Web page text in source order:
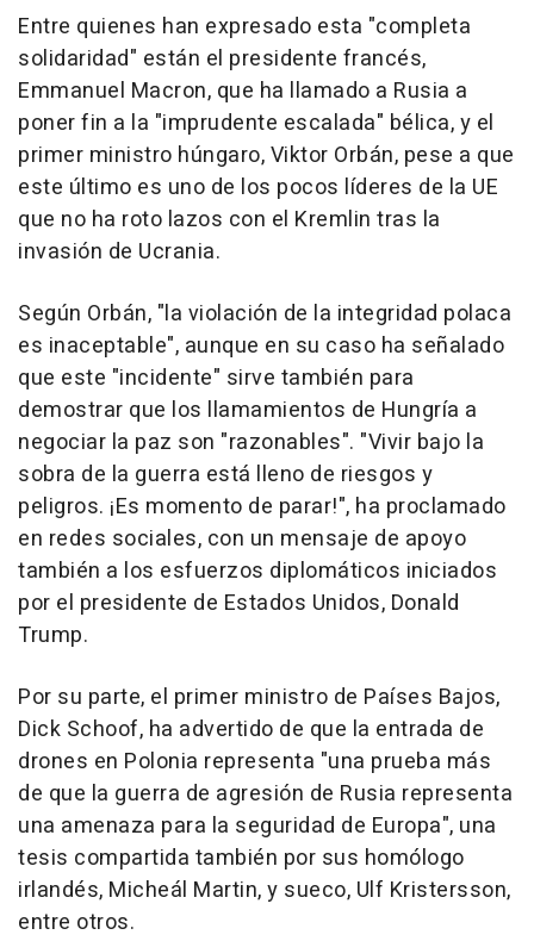
Entre quienes han expresado esta "completa
solidaridad" están el presidente francés,
Emmanuel Macron, que ha llamado a Rusia a
poner fin a la "imprudente escalada" bélica, y el
primer ministro húngaro, Viktor Orbán, pese a que
este último es uno de los pocos líderes de la UE
que no ha roto lazos con el Kremlin tras la
invasión de Ucrania.
Según Orbán, "la violación de la integridad polaca
es inaceptable", aunque en su caso ha señalado
que este "incidente" sirve también para
demostrar que los llamamientos de Hungría a
negociar la paz son "razonables". "Vivir bajo la
sobra de la guerra está lleno de riesgos y
peligros. ¡Es momento de parar!", ha proclamado
en redes sociales, con un mensaje de apoyo
también a los esfuerzos diplomáticos iniciados
por el presidente de Estados Unidos, Donald
Trump.
Por su parte, el primer ministro de Países Bajos,
Dick Schoof, ha advertido de que la entrada de
drones en Polonia representa "una prueba más
de que la guerra de agresión de Rusia representa
una amenaza para la seguridad de Europa", una
tesis compartida también por sus homólogo
irlandés, Micheál Martin, y sueco, Ulf Kristersson,
entre otros.